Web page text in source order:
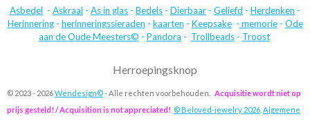
Asbedel - Askraal - As in glas - Bedels - Dierbaar - Geliefd - Herdenken -
Herinnering- herinneringssieraden - kaarten - Keepsake- memorie- Ode
aan de Oude Meesters© - Pandora - Trollbeads- Troost
Herroepingsknop
© 2023 - 2026Wendesign©- Alle rechten voorbehouden.
Acquisitie wordt niet op
prijs gesteld! / Acquisition is not appreciated! © Beloved-jewelry 2026 Algemene